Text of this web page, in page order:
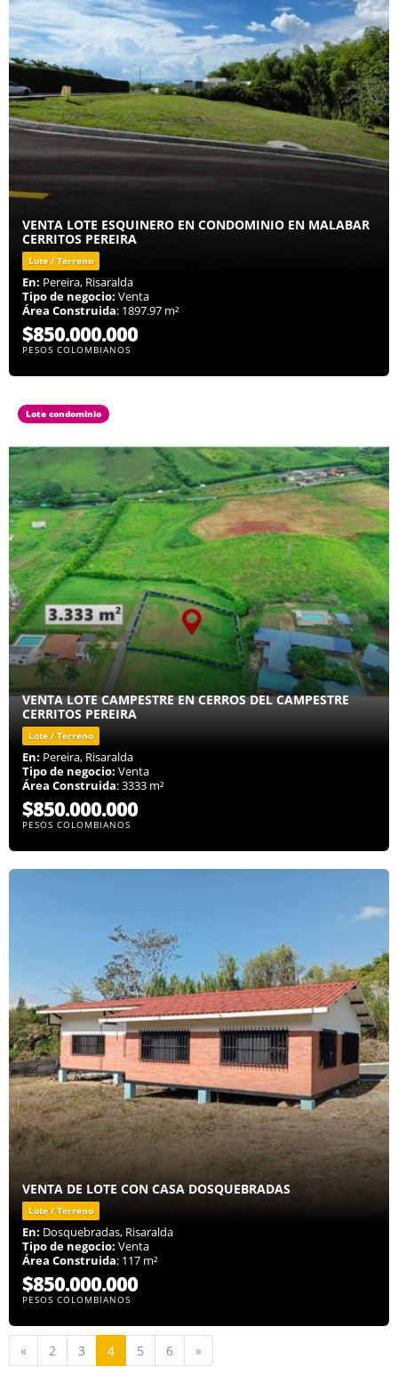
VENTA LOTE ESQUINERO EN CONDOMINIO EN MALABAR
CERRITOS PEREIRA
Lote / Terreno
En: Pereira, Risaralda
Tipo de negocio: Venta
Área Construida: 1897.97 m²
$850.000.000
PESOS COLOMBIANOS
Lote condominio
VENTA LOTE CAMPESTRE EN CERROS DEL CAMPESTRE
CERRITOS PEREIRA
Lote / Terreno
En: Pereira, Risaralda
Tipo de negocio: Venta
Área Construida: 3333 m²
$850.000.000
PESOS COLOMBIANOS
VENTA DE LOTE CON CASA DOSQUEBRADAS
Lote / Terreno
En: Dosquebradas, Risaralda
Tipo de negocio: Venta
Área Construida: 117 m²
$850.000.000
PESOS COLOMBIANOS
« Anterior
2 3 4 5 6 »